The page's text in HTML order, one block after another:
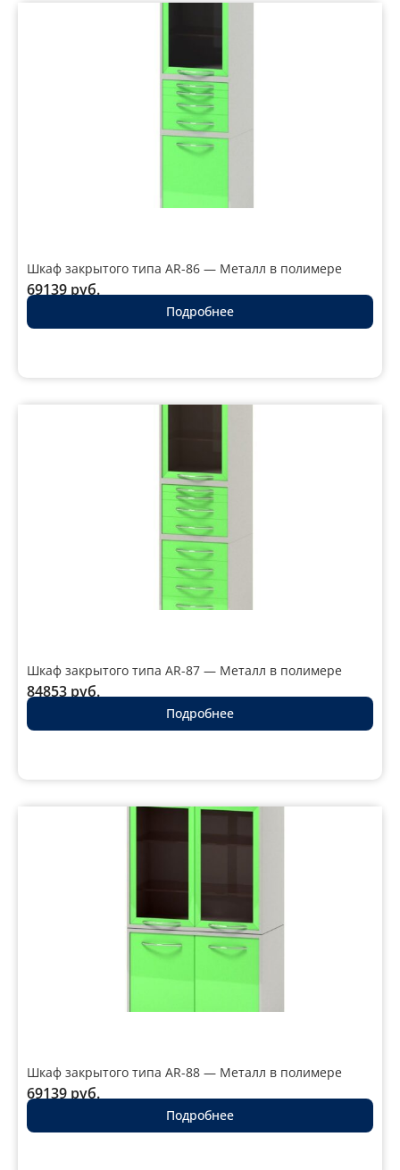
Шкаф закрытого типа AR-86 — Металл в полимере
69139 руб.
Подробнее
Шкаф закрытого типа AR-87 — Металл в полимере
84853 руб.
Подробнее
Шкаф закрытого типа AR-88 — Металл в полимере
69139 руб.
Подробнее